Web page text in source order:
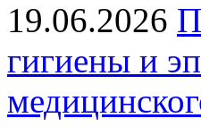
19.06.2026
гигиены и